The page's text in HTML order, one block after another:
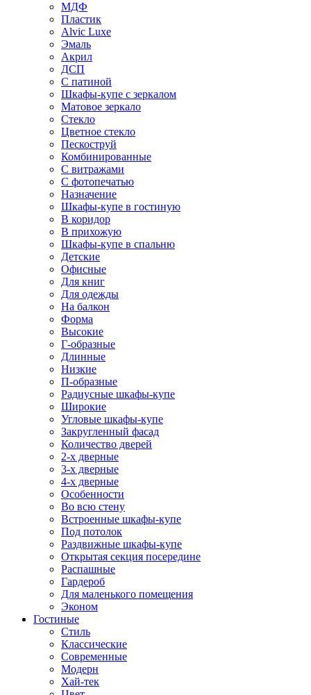
МДФ
Пластик
Alvic Luxe
Эмаль
Акрил
ДСП
С патиной
Шкафы-купе с зеркалом
Матовое зеркало
Стекло
Цветное стекло
Пескоструй
Комбинированные
С витражами
С фотопечатью
Назначение
Шкафы-купе в гостиную
В коридор
В прихожую
Шкафы-купе в спальню
Детские
Офисные
Для книг
Для одежды
На балкон
Форма
Высокие
Г-образные
Длинные
Низкие
П-образные
Радиусные шкафы-купе
Широкие
Угловые шкафы-купе
Закругленный фасад
Количество дверей
2-х дверные
3-х дверные
4-х дверные
Особенности
Во всю стену
Встроенные шкафы-купе
Под потолок
Раздвижные шкафы-купе
Открытая секция посередине
Распашные
Гардероб
Для маленького помещения
Эконом
Гостиные
Стиль
Классические
Современные
Модерн
Хай-тек